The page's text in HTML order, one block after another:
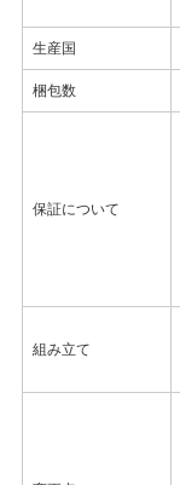
生産国
梱包数
保証について
組み立て